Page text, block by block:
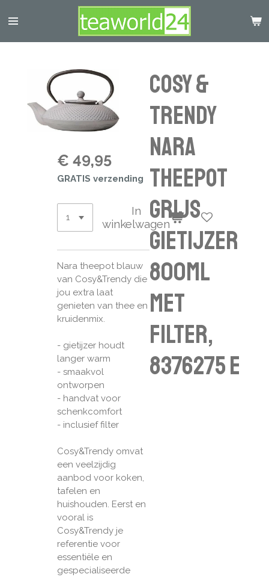
direct
Cosy &
Trendy
NARA
THEEPOT
GRIJS
GIETIJZER
800ML
MET
FILTER,
8376275 E
€ 49,95
GRATIS verzending
In
winkelwagen
Nara theepot blauw
van Cosy&Trendy die
jou extra laat
genieten van thee en
kruidenmix.
- gietijzer houdt
langer warm
- smaakvol
ontworpen
- handvat voor
schenkcomfort
- inclusief filter
Cosy&Trendy omvat
een veelzijdig
aanbod voor koken,
tafelen en
huishouden. Eerst en
vooral is
Cosy&Trendy je
referentie voor
essentiële en
gespecialiseerde